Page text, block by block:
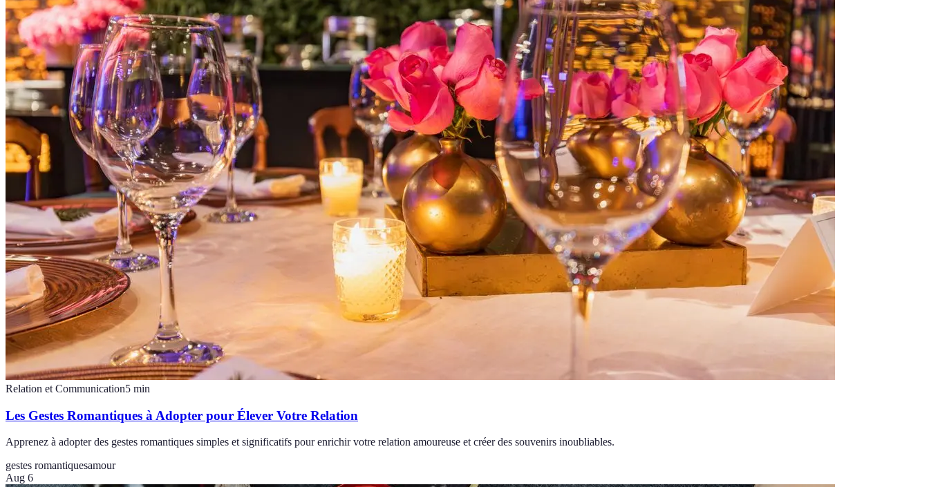
Relation et Communication5 min
Les Gestes Romantiques à Adopter pour Élever Votre Relation
Apprenez à adopter des gestes romantiques simples et significatifs pour enrichir votre relation amoureuse et créer des souvenirs inoubliables.
gestes romantiquesamour
Aug 6